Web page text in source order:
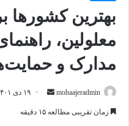
بهترین کشورها
معلولین،
مدارک و
mohaajeradmin ۱۹ دی ۱۴۰۱
زمان تقریبی مطالعه ۱۵ دقیقه